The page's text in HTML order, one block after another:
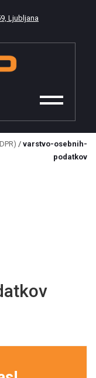
Ljubljana
/ varstvo-osebnih-
podatkov